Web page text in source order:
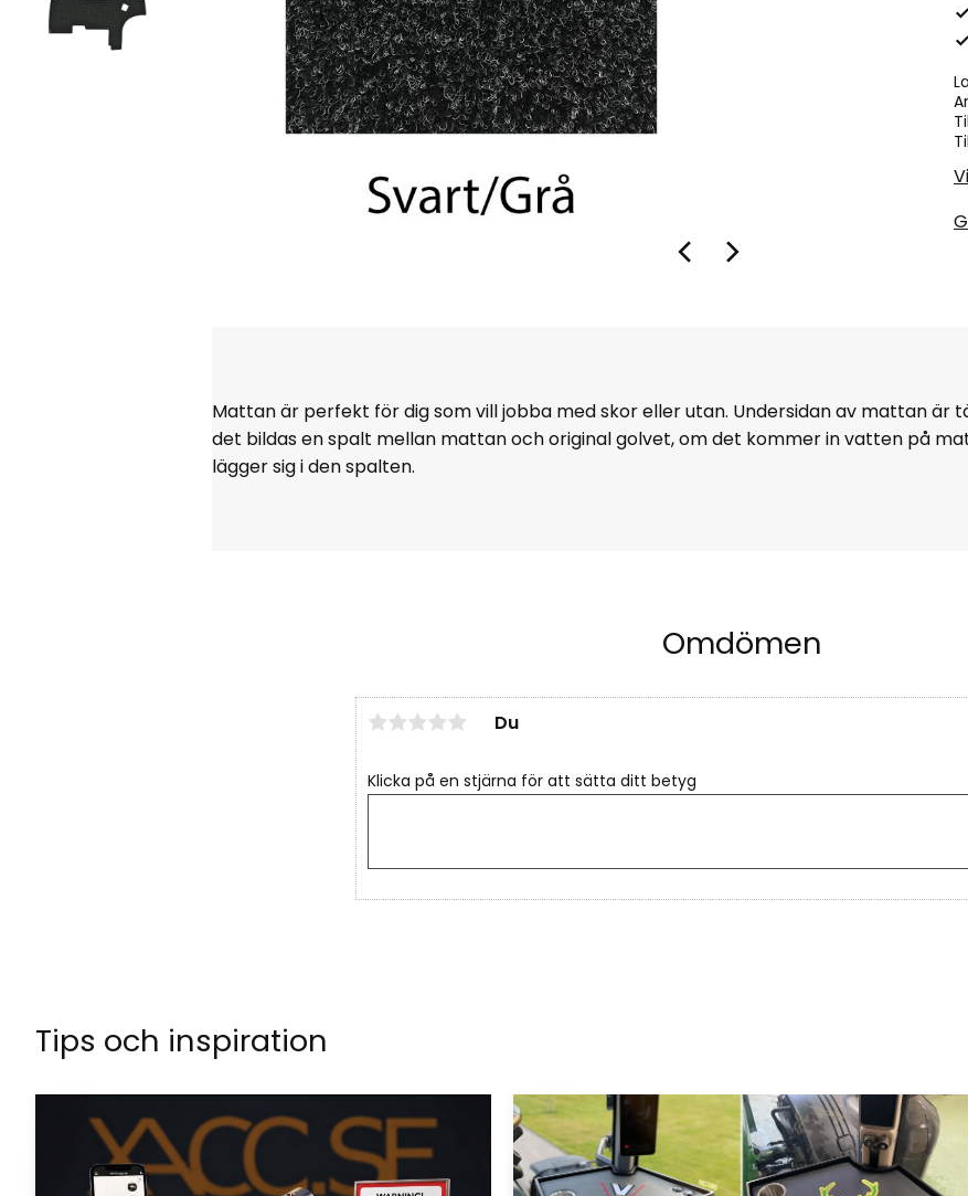
Mattan är perfekt för dig som vill jobba med skor eller utan. Undersidan av mattan är
det bildas en spalt mellan mattan och original golvet, om det kommer in vatten på
lägger sig i den spalten.
Omdömen
Du
Klicka på en stjärna för att sätta ditt betyg
Tips och inspiration